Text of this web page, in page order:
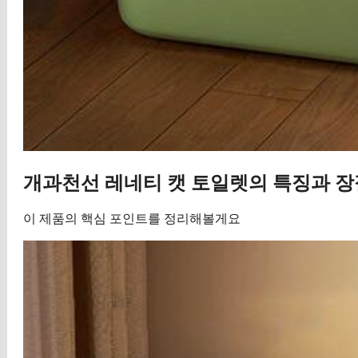
개과천선 레네티 캣 토일렛의 특징과
이 제품의 핵심 포인트를 정리해볼게요